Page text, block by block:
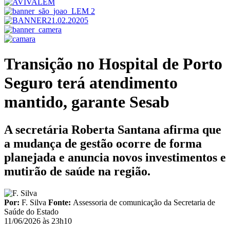
Transição no Hospital de Porto
Seguro terá atendimento
mantido, garante Sesab
A secretária Roberta Santana afirma que
a mudança de gestão ocorre de forma
planejada e anuncia novos investimentos e
mutirão de saúde na região.
Por: F. Silva Fonte: Assessoria de comunicação da Secretaria de
Saúde do Estado
11/06/2026 às 23h10